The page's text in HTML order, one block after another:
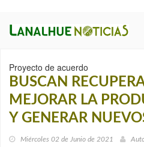
Proyecto de acuerdo
BUSCAN
MEJORAR LA
Y GENERAR
Miércoles 02 de Junio de 2021